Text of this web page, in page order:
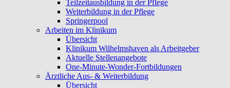
Teilzeitausbildung in der Pflege
Weiterbildung in der Pflege
Springerpool
Arbeiten im Klinikum
Übersicht
Klinikum Wilhelmshaven als Arbeitgeber
Aktuelle Stellenangebote
One-Minute-Wonder-Fortbildungen
Ärztliche Aus- & Weiterbildung
Übersicht